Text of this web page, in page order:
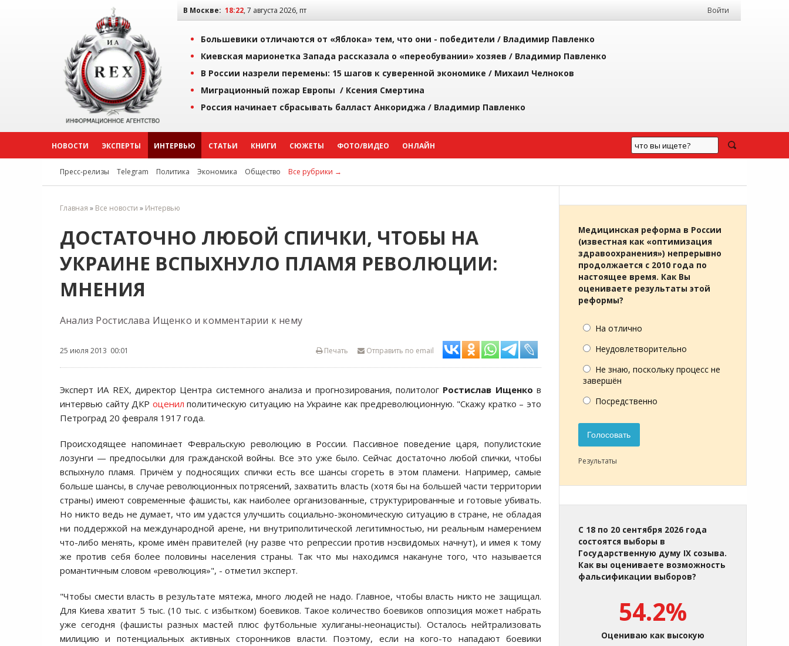
В Москве: 18:22, 7 августа 2026, пт Войти
Большевики отличаются от «Яблока» тем, что они - победители / Владимир Павленко
Киевская марионетка Запада рассказала о «переобувании» хозяев / Владимир Павленко
В России назрели перемены: 15 шагов к суверенной экономике / Михаил Челноков
Миграционный пожар Европы / Ксения Смертина
Россия начинает сбрасывать балласт Анкориджа / Владимир Павленко
НОВОСТИ ЭКСПЕРТЫ ИНТЕРВЬЮ СТАТЬИ КНИГИ СЮЖЕТЫ ФОТО/ВИДЕО ОНЛАЙН
Пресс-релизы Telegram Политика Экономика Общество Все рубрики →
Главная » Все новости » Интервью
ДОСТАТОЧНО ЛЮБОЙ СПИЧКИ, ЧТОБЫ НА
УКРАИНЕ ВСПЫХНУЛО ПЛАМЯ РЕВОЛЮЦИИ:
МНЕНИЯ
Анализ Ростислава Ищенко и комментарии к нему
25 июля 2013 00:01 Отправить по email
Печать
Эксперт ИА REX, директор Центра системного анализа и прогнозирования, политолог Ростислав Ищенко в
интервью сайту ДКР оценил политическую ситуацию на Украине как предреволюционную. "Скажу кратко – это
Петроград 20 февраля 1917 года.
Происходящее напоминает Февральскую революцию в России. Пассивное поведение царя, популистские
лозунги — предпосылки для гражданской войны. Все это уже было. Сейчас достаточно любой спички, чтобы
вспыхнуло пламя. Причём у подносящих спички есть все шансы сгореть в этом пламени. Например, самые
больше шансы, в случае революционных потрясений, захватить власть (хотя бы на большей части территории
страны) имеют современные фашисты, как наиболее организованные, структурированные и готовые убивать.
Но никто ведь не думает, что им удастся улучшить социально-экономическую ситуацию в стране, не обладая
ни поддержкой на международной арене, ни внутриполитической легитимностью, ни реальным намерением
что-либо менять, кроме имён правителей (ну разве что репрессии против нэсвидомых начнут), и имея к тому
же против себя более половины населения страны. Так что мы находимся накануне того, что называется
романтичным словом «революция»", - отметил эксперт.
"Чтобы смести власть в результате мятежа, много людей не надо. Главное, чтобы власть никто не защищал.
Для Киева хватит 5 тыс. (10 тыс. с избытком) боевиков. Такое количество боевиков оппозиция может набрать
уже сегодня (фашисты разных мастей плюс футбольные хулиганы-неонацисты). Осталось нейтрализовать
милицию и потенциальных активных сторонников власти. Поэтому, если на кого-то нападают боевики
Медицинская реформа в России
(известная как «оптимизация
здравоохранения») непрерывно
продолжается с 2010 года по
настоящее время. Как Вы
оцениваете результаты этой
реформы?
На отлично
Неудовлетворительно
Не знаю, поскольку процесс не
завершён
Посредственно
Голосовать
Результаты
С 18 по 20 сентября 2026 года
состоятся выборы в
Государственную думу IX созыва.
Как вы оцениваете возможность
фальсификации выборов?
54.2%
Оцениваю как высокую